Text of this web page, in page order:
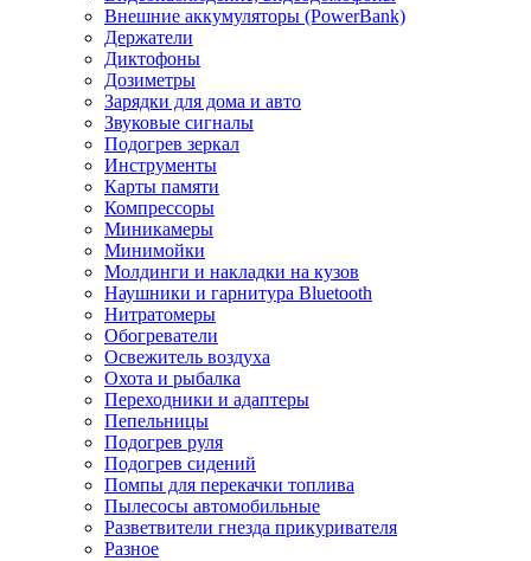
Внешние аккумуляторы (PowerBank)
Держатели
Диктофоны
Дозиметры
Зарядки для дома и авто
Звуковые сигналы
Подогрев зеркал
Инструменты
Карты памяти
Компрессоры
Миникамеры
Минимойки
Молдинги и накладки на кузов
Наушники и гарнитура Bluetooth
Нитратомеры
Обогреватели
Освежитель воздуха
Охота и рыбалка
Переходники и адаптеры
Пепельницы
Подогрев руля
Подогрев сидений
Помпы для перекачки топлива
Пылесосы автомобильные
Разветвители гнезда прикуривателя
Разное